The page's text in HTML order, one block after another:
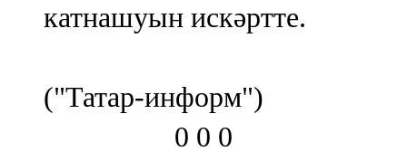
катнашуын искәртте.
("Татар-информ")
0 0 0